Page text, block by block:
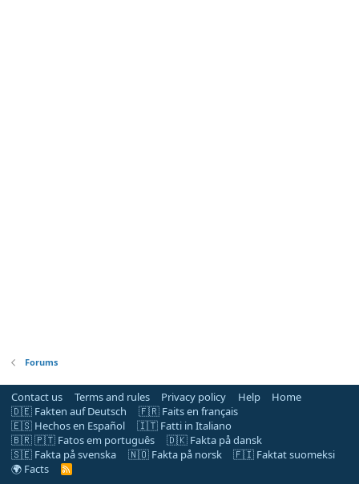
Forums
Contact us Terms and rules Privacy policy Help
Home
🇩🇪 Fakten auf Deutsch
🇫🇷 Faits en français
🇪🇸 Hechos en Español
🇮🇹 Fatti in Italiano
🇧🇷 🇵🇹 Fatos em português
🇩🇰 Fakta på dansk
🇸🇪 Fakta på svenska
🇳🇴 Fakta på norsk
🇫🇮 Faktat suomeksi
🌍 Facts
R